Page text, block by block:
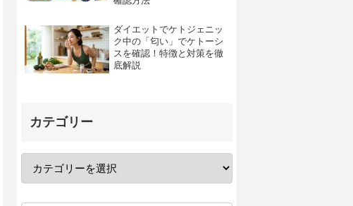
ダイエットでケトジェニッ
ク中の「匂い」でケトーシ
スを確認！特徴と対策を徹
底解説
カテゴリー